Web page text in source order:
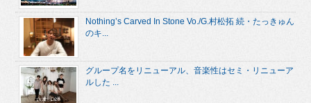
Nothing’s Carved In Stone Vo./G.村松拓 続・たっきゅん
のキ...
グループ名をリニューアル、音楽性はセミ・リニューア
ルした ...